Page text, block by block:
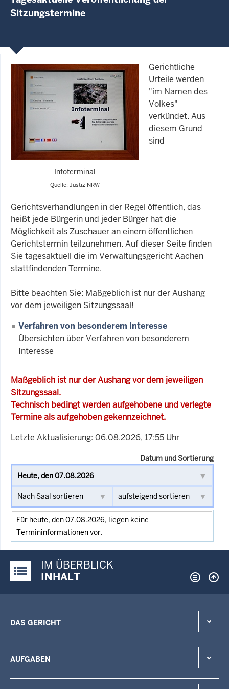
Sitzungstermine
Infoterminal
Quelle: Justiz NRW
Gerichtliche
Urteile werden
"im Namen des
Volkes"
verkündet. Aus
diesem Grund
sind
Gerichtsverhandlungen in der Regel öffentlich, das
heißt jede Bürgerin und jeder Bürger hat die
Möglichkeit als Zuschauer an einem öffentlichen
Gerichtstermin teilzunehmen. Auf dieser Seite finden
Sie tagesaktuell die im Verwaltungsgericht Aachen
stattfindenden Termine.
Bitte beachten Sie: Maßgeblich ist nur der Aushang
vor dem jeweiligen Sitzungssaal!
Verfahren von besonderem Interesse
Übersichten über Verfahren von besonderem
Interesse
Maßgeblich ist nur der Aushang vor dem jeweiligen
Sitzungssaal.
Technisch bedingt werden aufgehobene und verlegte
Termine als aufgehoben gekennzeichnet.
Letzte Aktualisierung: 06.08.2026, 17:55 Uhr
Datum und Sortierung
Für heute, den 07.08.2026, liegen keine
Termininformationen vor.
Justiz-Portal im Überblick:
IM ÜBERBLICK
INHALT
DAS GERICHT
AUFGABEN